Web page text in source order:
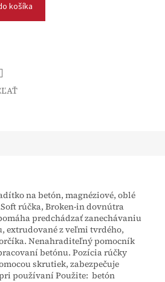
košíka
na betón, magnéziové, oblé
rúčka, Broken-in dovnútra
predchádzať zanechávaniu
extrudované z veľmi tvrdého,
Nenahraditeľný pomocník
betónu. Pozícia rúčky
skrutiek, zabezpečuje
používaní Použite: betón